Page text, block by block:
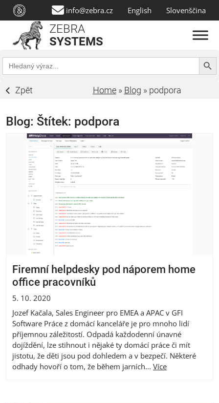
info@zebra.cz English Slovenščina
ZEBRA
SYSTEMS
Search
for:
Search
Zpět Home» Blog » podpora
Blog: Štítek: podpora
Firemní helpdesky pod náporem home
office pracovníků
5. 10. 2020
Jozef Kačala, Sales Engineer pro EMEA a APAC v GFI
Software Práce z domácí kanceláře je pro mnoho lidí
příjemnou záležitostí. Odpadá každodenní únavné
dojíždění, lze stihnout i nějaké ty domácí práce či mít
jistotu, že děti jsou pod dohledem a v bezpečí. Některé
odhady hovoří o tom, že během jarních... Více